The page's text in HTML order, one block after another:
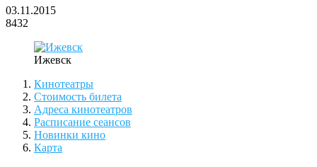
03.11.2015
8432
Ижевск
Кинотеатры
Стоимость билета
Адреса кинотеатров
Расписание сеансов
Новинки кино
Карта